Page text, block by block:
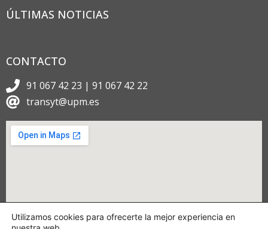
ÚLTIMAS NOTICIAS
CONTACTO
91 067 42 23 | 91 067 42 22
transyt@upm.es
Utilizamos cookies para ofrecerte la mejor experiencia en